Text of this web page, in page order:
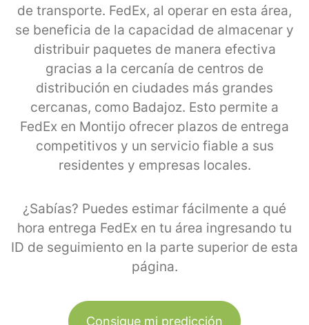
de transporte. FedEx, al operar en esta área,
se beneficia de la capacidad de almacenar y
distribuir paquetes de manera efectiva
gracias a la cercanía de centros de
distribución en ciudades más grandes
cercanas, como Badajoz. Esto permite a
FedEx en Montijo ofrecer plazos de entrega
competitivos y un servicio fiable a sus
residentes y empresas locales.
¿Sabías? Puedes estimar fácilmente a qué
hora entrega FedEx en tu área ingresando tu
ID de seguimiento en la parte superior de esta
página.
Consigue mi predicción